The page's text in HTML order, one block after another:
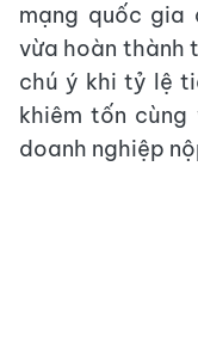
mạng quốc
vừa hoàn thành
chú ý khi tỷ lệ
khiêm tốn
doanh nghiệp